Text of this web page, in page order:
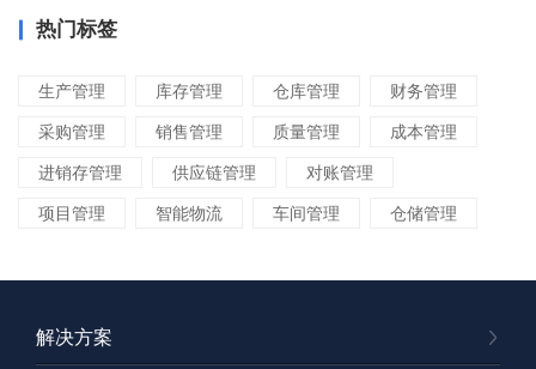
热门标签
生产管理 库存管理 仓库管理 财务管理
采购管理 销售管理 质量管理 成本管理
进销存管理 供应链管理 对账管理
项目管理 智能物流 车间管理 仓储管理
解决方案